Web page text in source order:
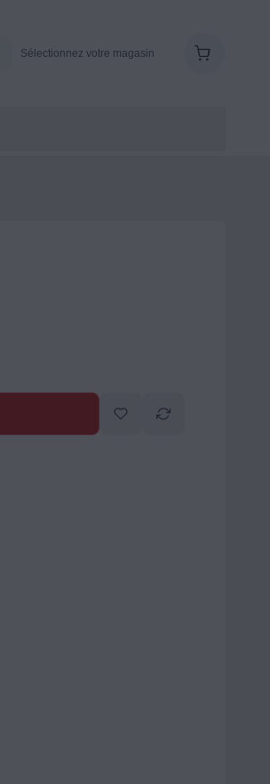
Sélectionnez votre magasin